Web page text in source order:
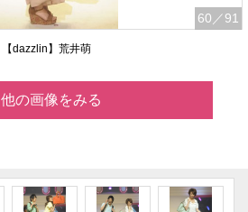
60 ／91
【dazzlin】荒井萌
他の画像をみる